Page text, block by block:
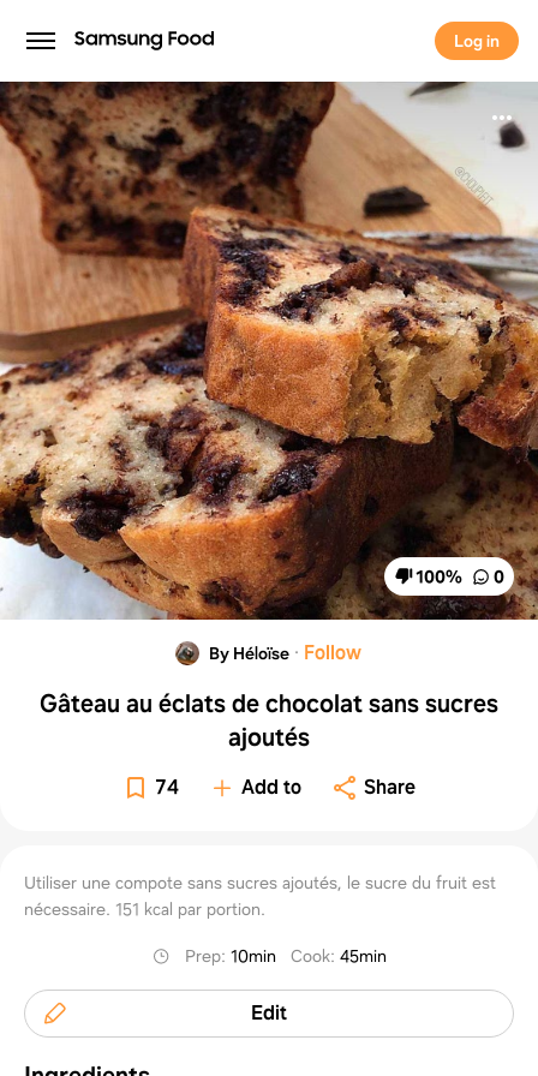
Log in
Log in
100% 0
By Héloïse · Follow
Gâteau au éclats de chocolat sans sucres
ajoutés
74 Add to Share
Utiliser une compote sans sucres ajoutés, le sucre du fruit est
nécessaire. 151 kcal par portion.
Prep: 10min Cook: 45min
Edit